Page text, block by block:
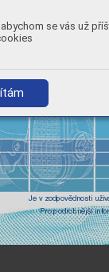
se vás už
Je v zodpovědnosti uživ
Pro podrobnější infor